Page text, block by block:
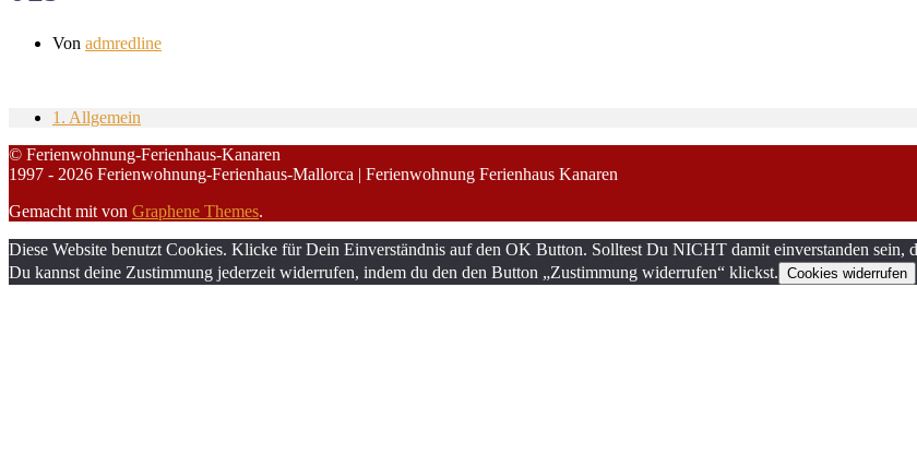
Von admredline
1. Allgemein
© Ferienwohnung-Ferienhaus-Kanaren
1997 - 2026 Ferienwohnung-Ferienhaus-Mallorca | Ferienwohnung Ferienhaus Kanaren
Gemacht mit von Graphene Themes.
Diese Website benutzt Cookies. Klicke für Dein Einverständnis auf den OK Button. Solltest Du NICHT damit einverstanden sein,
Du kannst deine Zustimmung jederzeit widerrufen, indem du den den Button „Zustimmung widerrufen“ klickst. Cookies widerrufen